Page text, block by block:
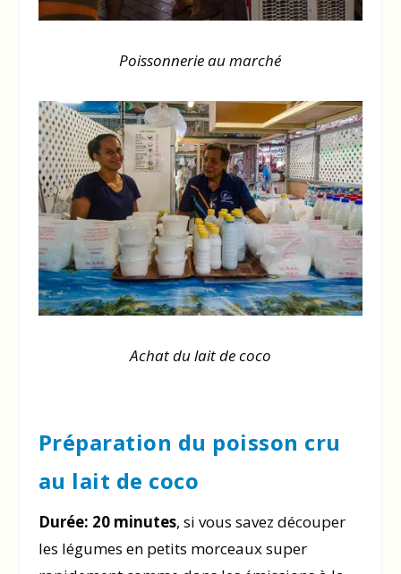
Poissonnerie au marché
Achat du lait de coco
Préparation du poisson cru
au lait de coco
Durée: 20 minutes, si vous savez découper
les légumes en petits morceaux super